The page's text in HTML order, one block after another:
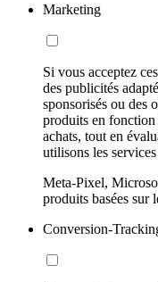
Marketing
Si vous acceptez
des publicités
sponsorisés ou des
produits en fonction
achats, tout en
utilisons les
Meta-Pixel,
produits basées sur
Conversion-